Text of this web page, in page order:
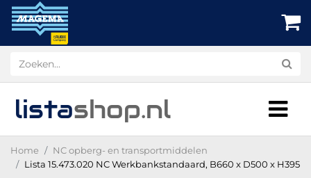
listashop.nl
Home
NC opberg- en transportmiddelen
Lista 15.473.020 NC Werkbankstandaard, B660 x D500 x H395